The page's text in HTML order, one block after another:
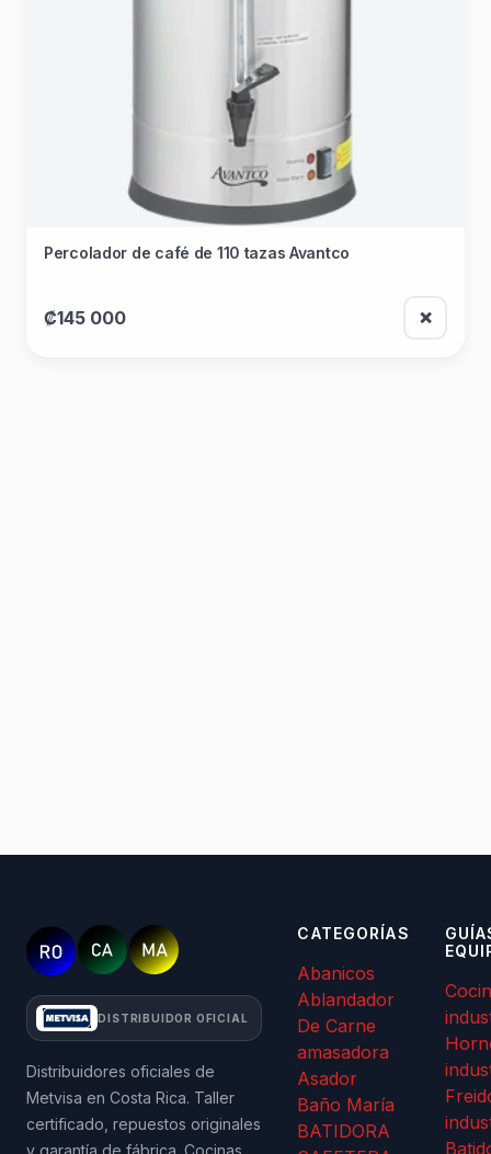
Percolador de café de 110 tazas Avantco
₡145 000 ❌
DISTRIBUIDOR OFICIAL
Distribuidores oficiales de
Metvisa en Costa Rica. Taller
certificado, repuestos originales
y garantía de fábrica. Cocinas
CATEGORÍAS
Abanicos
Ablandador
De Carne
amasadora
Asador
Baño María
BATIDORA